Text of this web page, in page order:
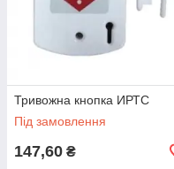
Тривожна кнопка ИРТС
Під замовлення
147,60 ₴